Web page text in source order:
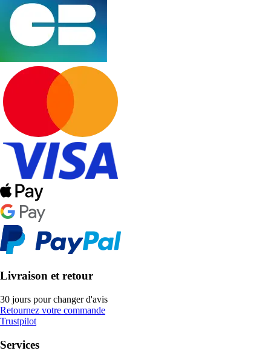
Livraison et retour
30 jours pour changer d'avis
Retournez votre commande
Trustpilot
Services